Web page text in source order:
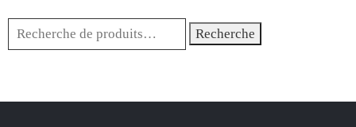
Recherche